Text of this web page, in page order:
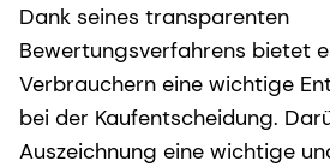
Dank seines transparenten
Bewertungsverfahrens bietet
Verbrauchern eine wichtige
bei der Kaufentscheidung.
Auszeichnung eine wichtige